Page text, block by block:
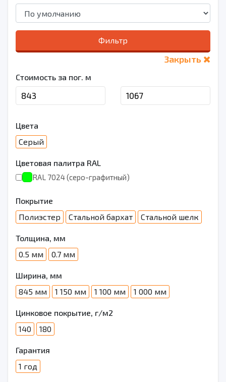
Фильтр
Закрыть
Стоимость за пог. м
Цвета
Серый
Цветовая палитра RAL
RAL 7024 (серо-графитный)
Покрытие
Полиэстер
Стальной бархат Стальной шелк
Толщина, мм
0.5 мм
0.7 мм
Ширина, мм
845 мм
1 150 мм 1 100 мм 1 000 мм
Цинковое покрытие, г/м2
140
180
Гарантия
1 год